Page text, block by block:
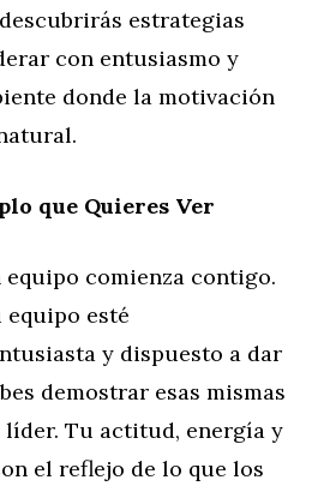
estrategias
con entusiasmo y
donde la motivación
que Quieres Ver
comienza contigo.
equipo esté
y dispuesto a dar
demostrar esas mismas
líder. Tu actitud, energía y
el reflejo de lo que los